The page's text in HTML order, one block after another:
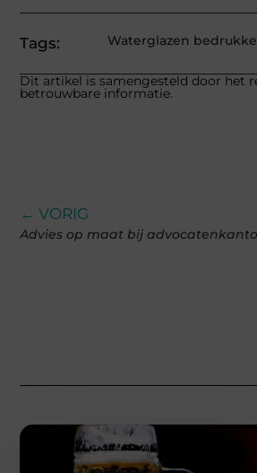
Tags: Waterglazen
Dit artikel is samengesteld door het
betrouwbare informatie.
← VORIG
Advies op maat bij